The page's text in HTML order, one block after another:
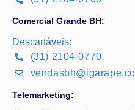
Comercial Grande BH:
Descartáveis:
(31) 2104-0770
Telemarketing: